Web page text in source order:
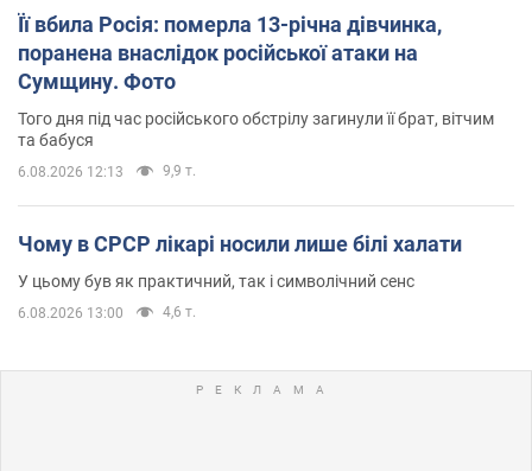
Її вбила Росія: померла 13-річна дівчинка,
поранена внаслідок російської атаки на
Сумщину. Фото
Того дня під час російського обстрілу загинули її брат, вітчим
та бабуся
6.08.2026 12:13 9,9 т.
Чому в СРСР лікарі носили лише білі халати
У цьому був як практичний, так і символічний сенс
6.08.2026 13:00 4,6 т.